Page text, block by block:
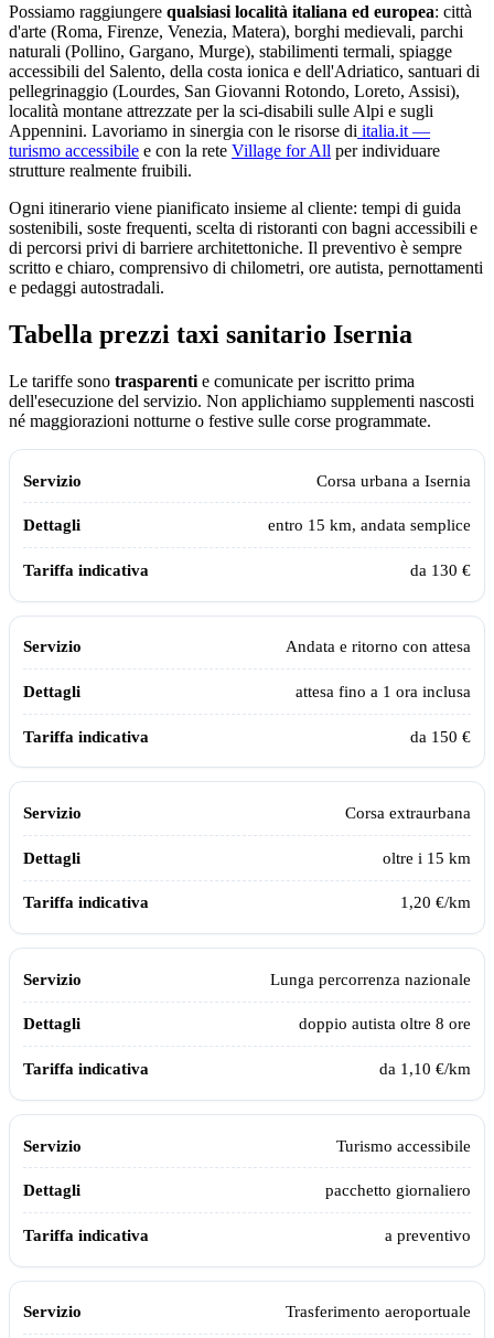
Possiamo raggiungere qualsiasi località italiana ed europea: città
d'arte (Roma, Firenze, Venezia, Matera), borghi medievali, parchi
naturali (Pollino, Gargano, Murge), stabilimenti termali, spiagge
accessibili del Salento, della costa ionica e dell'Adriatico, santuari di
pellegrinaggio (Lourdes, San Giovanni Rotondo, Loreto, Assisi),
località montane attrezzate per la sci-disabili sulle Alpi e sugli
Appennini. Lavoriamo in sinergia con le risorse di italia.it —
turismo accessibile e con la rete Village for All per individuare
strutture realmente fruibili.
Ogni itinerario viene pianificato insieme al cliente: tempi di guida
sostenibili, soste frequenti, scelta di ristoranti con bagni accessibili e
di percorsi privi di barriere architettoniche. Il preventivo è sempre
scritto e chiaro, comprensivo di chilometri, ore autista, pernottamenti
e pedaggi autostradali.
Tabella prezzi taxi sanitario Isernia
Le tariffe sono trasparenti e comunicate per iscritto prima
dell'esecuzione del servizio. Non applichiamo supplementi nascosti
né maggiorazioni notturne o festive sulle corse programmate.
Tabella dei prezzi e delle tratte del taxi sanitario Assistiamo Te a
Servizio
Corsa urbana a Isernia
entro 15 km, andata semplice
da 130 €
Andata e ritorno con attesa
attesa fino a 1 ora inclusa
da 150 €
Corsa extraurbana
oltre i 15 km
1,20 €/km
Lunga percorrenza nazionale
doppio autista oltre 8 ore
da 1,10 €/km
Turismo accessibile
pacchetto giornaliero
a preventivo
Trasferimento aeroportuale